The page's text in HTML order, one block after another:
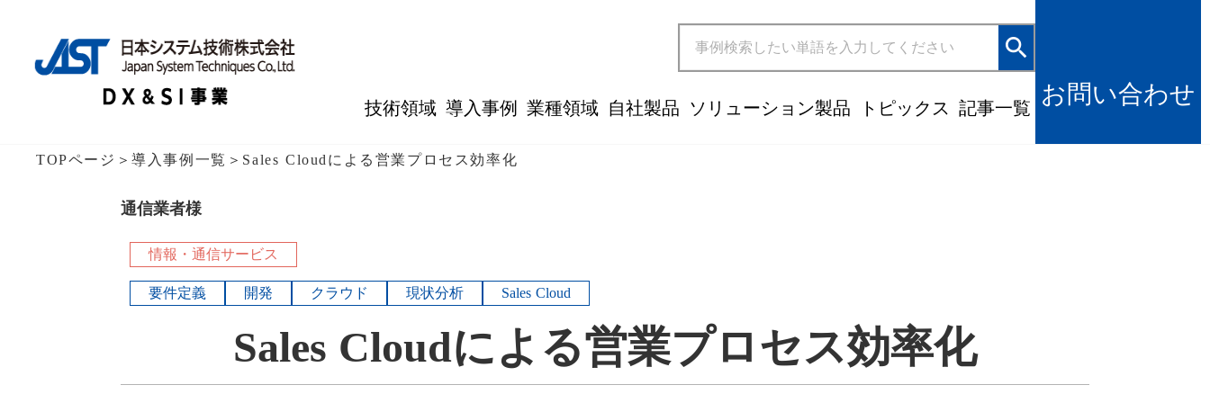
TOPページ ＞導入事例一覧 ＞ Sales Cloudによる営業プロセス効率化
search
技術領域 導入事例 業種領域 自社製品 ソリューション製品 トピックス 記事一覧
お問い合わせ
通信業者様
情報・通信サービス
要件定義 開発 クラウド 現状分析 Sales Cloud
Sales Cloudによる営業プロセス効率化